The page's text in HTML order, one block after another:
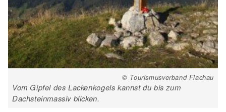
© Tourismusverband Flachau
Vom Gipfel des Lackenkogels kannst du bis zum
Dachsteinmassiv blicken.